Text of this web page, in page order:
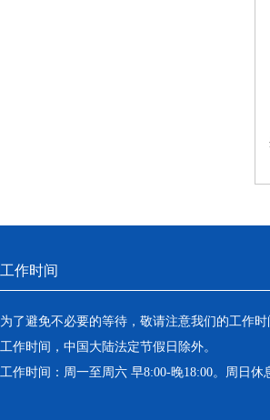
工作时间
为了避免不必要的等待，敬请注意我们的工作
工作时间，中国大陆法定节假日除外。
工作时间：周一至周六 早8:00-晚18:00。周日休